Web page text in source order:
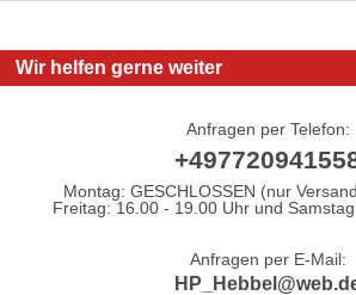
Wir helfen gerne weiter
Anfragen per Telefon:
Montag: GESCHLOSSEN (nur
Freitag: 16.00 - 19.00 Uhr und
Anfragen per E-Mail: